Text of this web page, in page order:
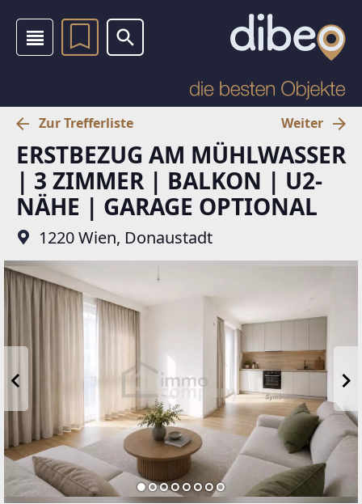
Zur Trefferliste Weiter
ERSTBEZUG AM MÜHLWASSER
| 3 ZIMMER | BALKON | U2-
NÄHE | GARAGE OPTIONAL
1220 Wien, Donaustadt